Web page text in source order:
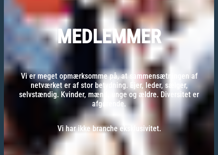
MEDLEMMER
Vi er meget opmærksomme på, at sammensætningen af
netværket er af stor betydning. Ejer, leder, sælger,
selvstændig. Kvinder, mænd, unge og ældre. Diversitet er
afgørende.
Vi har ikke branche eksklusivitet.